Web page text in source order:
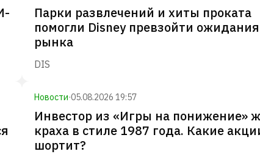
Парки развлечений и хиты проката
помогли Disney превзойти ожидания
рынка
DIS
Новости·05.08.2026 19:57
Инвестор из «Игры на понижение»
краха в стиле 1987 года. Какие
шортит?